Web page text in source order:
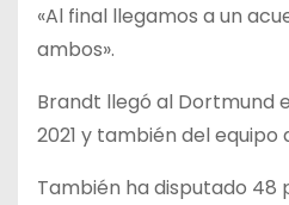
«Al final llegamos a un
ambos».
Brandt llegó al Dortmund
2021 y también del equipo
También ha disputado 48